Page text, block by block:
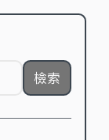
檢索